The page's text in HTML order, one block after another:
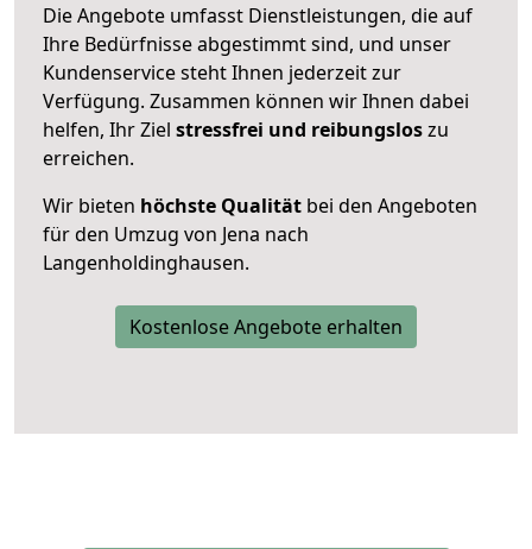
Die Angebote umfasst Dienstleistungen, die auf
Ihre Bedürfnisse abgestimmt sind, und unser
Kundenservice steht Ihnen jederzeit zur
Verfügung. Zusammen können wir Ihnen dabei
helfen, Ihr Ziel stressfrei und reibungsloszu
erreichen.
Wir bieten höchste Qualität bei den Angeboten
für den Umzug von Jena nach
Langenholdinghausen.
Kostenlose Angebote erhalten